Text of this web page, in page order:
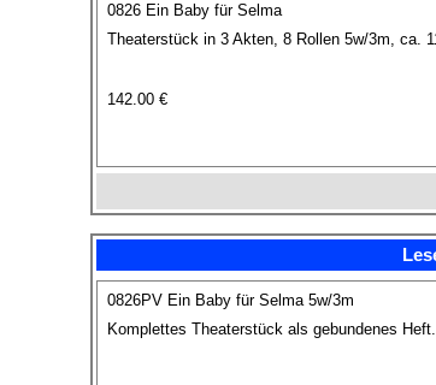
0826 Ein Baby für Selma
Theaterstück in 3 Akten, 8 Rollen 5w/3m, ca.
142.00 €
0826PV Ein Baby für Selma 5w/3m
Komplettes Theaterstück als gebundenes